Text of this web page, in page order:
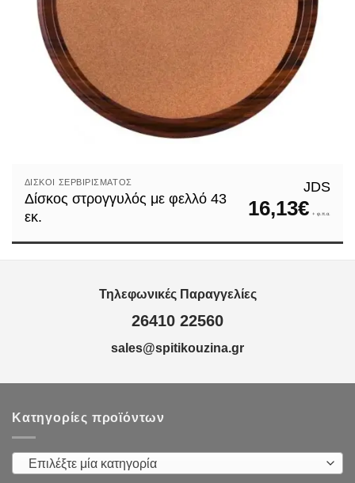
ΔΊΣΚΟΙ ΣΕΡΒΙΡΊΣΜΑΤΟΣ
Δίσκος στρογγυλός με φελλό 43
εκ.
JDS
16,13€ + φ.π.α.
Τηλεφωνικές Παραγγελίες
26410 22560
sales@spitikouzina.gr
Κατηγορίες προϊόντων
Επιλέξτε μία κατηγορία